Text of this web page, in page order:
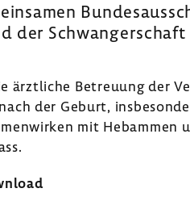
der
ärztliche Betreuung der
der Geburt,
mit Hebammen